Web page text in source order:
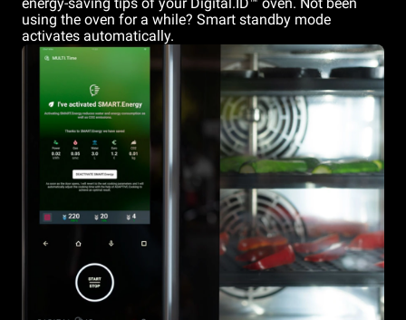
using the oven for a while? Smart standby mode
activates automatically.